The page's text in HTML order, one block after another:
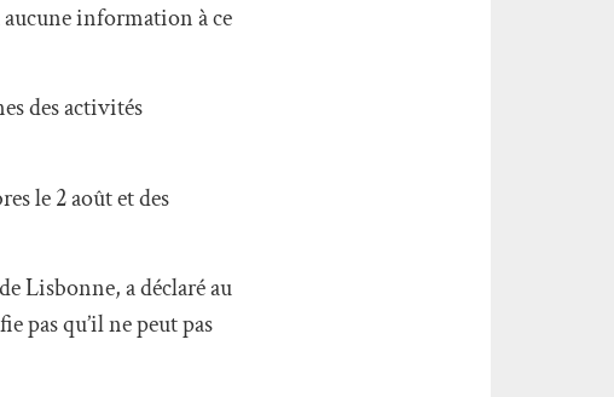
aucune information à ce
des activités
le 2 août et des
Lisbonne, a déclaré au
pas qu’il ne peut pas